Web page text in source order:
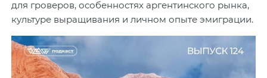
для гроверов, особенностях аргентинского рынка,
культуре выращивания и личном опыте эмиграции.